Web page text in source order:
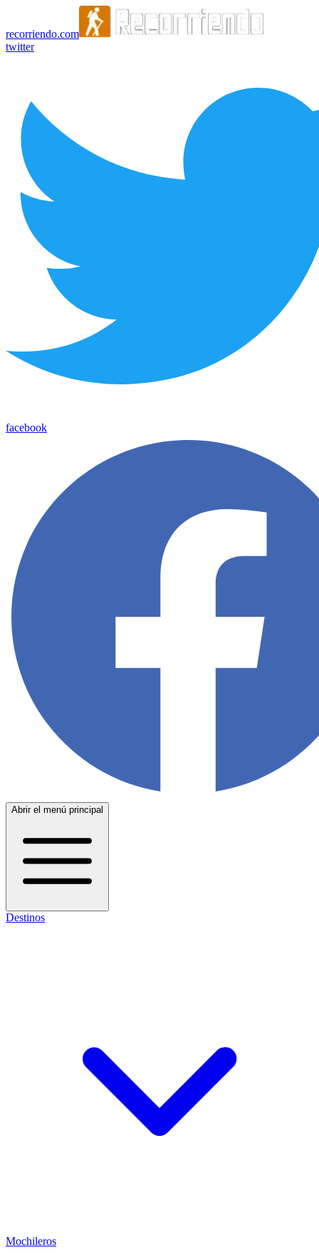
recorriendo.com
twitter
facebook
Abrir el menú principal
Destinos
Mochileros